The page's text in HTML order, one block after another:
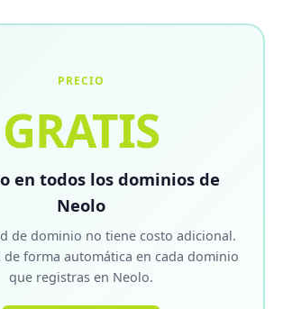
PRECIO
GRATIS
en todos los dominios de
Neolo
de dominio no tiene costo adicional.
de forma automática en cada dominio
que registras en Neolo.